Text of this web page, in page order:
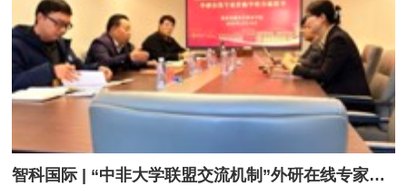
智科国际 | “中非大学联盟交流机制”外研在线专家一行来我校考察交流